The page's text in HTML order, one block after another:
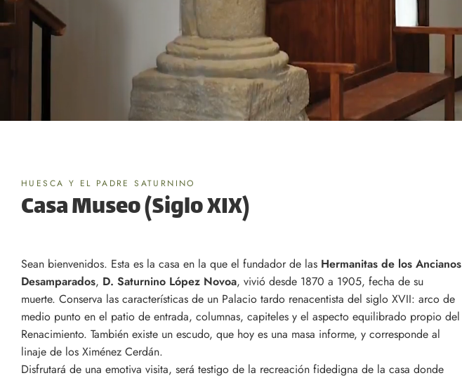
HUESCA Y EL PADRE SATURNINO
Casa Museo (Siglo XIX)
Sean bienvenidos. Esta es la casa en la que el fundador de las Hermanitas de los Ancianos
Desamparados, D. Saturnino López Novoa, vivió desde 1870 a 1905, fecha de su
muerte. Conserva las características de un Palacio tardo renacentista del siglo XVII: arco de
medio punto en el patio de entrada, columnas, capiteles y el aspecto equilibrado propio del
Renacimiento. También existe un escudo, que hoy es una masa informe, y corresponde al
linaje de los Ximénez Cerdán.
Disfrutará de una emotiva visita, será testigo de la recreación fidedigna de la casa donde